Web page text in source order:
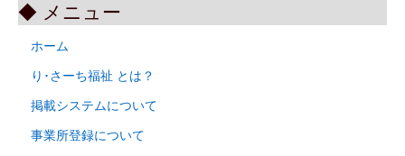
◆ メニュー
ホーム
り･さーち福祉 とは？
掲載システムについて
事業所登録について